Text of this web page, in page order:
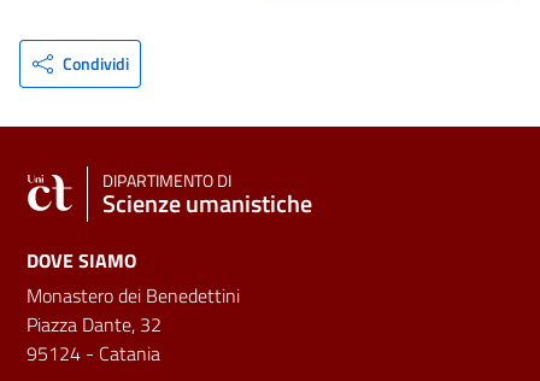
Condividi
DIPARTIMENTO DI
Scienze umanistiche
DOVE SIAMO
Monastero dei Benedettini
Piazza Dante, 32
95124 - Catania